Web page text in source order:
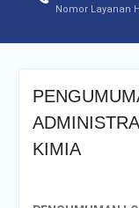
Nomor Layanan
KIMIA